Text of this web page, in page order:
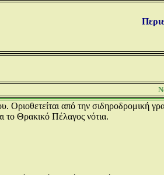
Οριοθετείται από την σιδηροδρομική
το Θρακικό Πέλαγος νότια.